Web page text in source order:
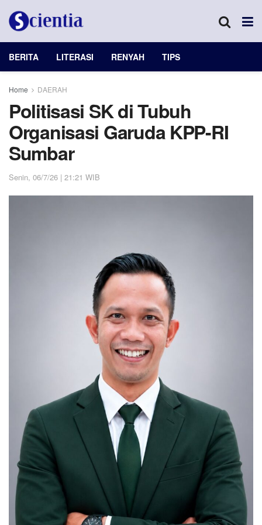
BERITA LITERASI RENYAH TIPS
Home DAERAH
Politisasi SK di Tubuh
Organisasi Garuda KPP-RI
Sumbar
Senin, 06/7/26 | 21:21 WIB